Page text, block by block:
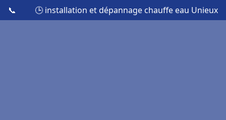
📞 🕒 installation et dépannage chauffe eau Unieux